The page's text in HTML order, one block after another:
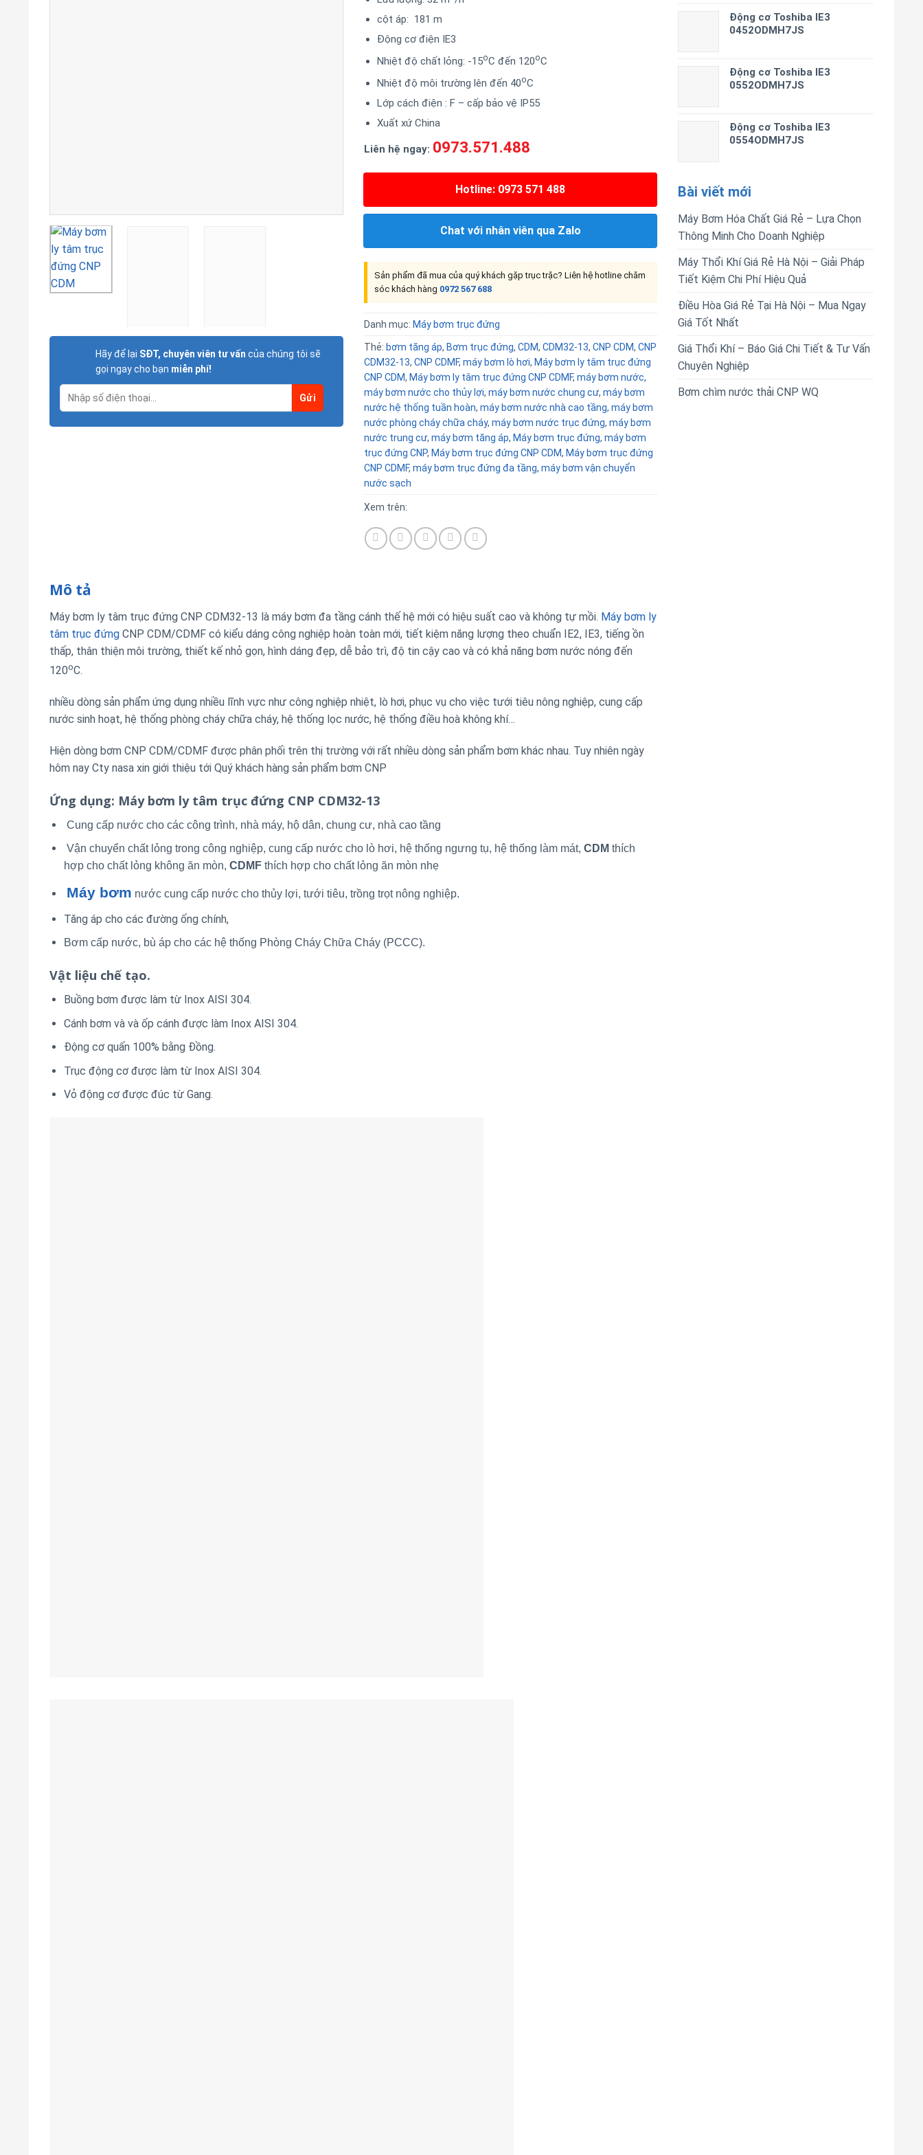
Động cơ Toshiba IE3
0452ODMH7JS
Động cơ Toshiba IE3
0552ODMH7JS
Động cơ Toshiba IE3
0554ODMH7JS
Bài viết mới
Máy Bơm Hóa Chất Giá Rẻ – Lựa Chọn
Thông Minh Cho Doanh Nghiệp
Máy Thổi Khí Giá Rẻ Hà Nội – Giải Pháp
Tiết Kiệm Chi Phí Hiệu Quả
Điều Hòa Giá Rẻ Tại Hà Nội – Mua Ngay
Giá Tốt Nhất
Giá Thổi Khí – Báo Giá Chi Tiết & Tư Vấn
Chuyên Nghiệp
Bơm chìm nước thải CNP WQ
Hãy để lại SĐT, chuyên viên tư vấn của chúng tôi sẽ
gọi ngay cho bạn miễn phí!
cột áp: 181 m
Động cơ điện IE3
Nhiệt độ chất lỏng: -15oC đến 120oC
Nhiệt độ môi trường lên đến 40oC
Lớp cách điện : F – cấp bảo vệ IP55
Xuất xứ China
Liên hệ ngay: 0973.571.488
Hotline: 0973 571 488
Chat với nhân viên qua Zalo
Sản phẩm đã mua của quý khách gặp trục trặc? Liên hệ hotline chăm
sóc khách hàng 0972 567 688
Danh mục: Máy bơm trục đứng
Thẻ: bơm tăng áp, Bơm trục đứng, CDM, CDM32-13, CNP CDM, CNP
CDM32-13, CNP CDMF, máy bơm lò hơi, Máy bơm ly tâm trục đứng
CNP CDM, Máy bơm ly tâm trục đứng CNP CDMF, máy bơm nước,
máy bơm nước cho thủy lợi, máy bơm nước chung cư, máy bơm
nước hệ thống tuần hoàn, máy bơm nước nhà cao tầng, máy bơm
nước phòng cháy chữa cháy, máy bơm nước trục đứng, máy bơm
nước trung cư, máy bơm tăng áp, Máy bơm trục đứng, máy bơm
trục đứng CNP, Máy bơm trục đứng CNP CDM, Máy bơm trục đứng
CNP CDMF, máy bơm trục đứng đa tầng, máy bơm vận chuyển
nước sạch
Xem trên:
Mô tả
Máy bơm ly tâm trục đứng CNP CDM32-13 là máy bơm đa tầng cánh thế hệ mới có hiệu suất cao và không tự mồi. Máy bơm ly
tâm trục đứng CNP CDM/CDMF có kiểu dáng công nghiệp hoàn toàn mới, tiết kiệm năng lượng theo chuẩn IE2, IE3, tiếng ồn
thấp, thân thiện môi trường, thiết kế nhỏ gọn, hình dáng đẹp, dễ bảo trì, độ tin cậy cao và có khả năng bơm nước nóng đến
120oC.
nhiều dòng sản phẩm ứng dụng nhiều lĩnh vực như công nghiệp nhiệt, lò hơi, phục vụ cho việc tưới tiêu nông nghiệp, cung cấp
nước sinh hoạt, hệ thống phòng cháy chữa cháy, hệ thống lọc nước, hệ thống điều hoà không khí…
Hiện dòng bơm CNP CDM/CDMF được phân phối trên thị trường với rất nhiều dòng sản phẩm bơm khác nhau. Tuy nhiên ngày
hôm nay Cty nasa xin giới thiệu tới Quý khách hàng sản phẩm bơm CNP
Ứng dụng: Máy bơm ly tâm trục đứng CNP CDM32-13
Cung cấp nước cho các công trình, nhà máy, hộ dân, chung cư, nhà cao tầng
Vận chuyển chất lỏng trong công nghiệp, cung cấp nước cho lò hơi, hệ thống ngưng tụ, hệ thống làm mát, CDM thích
hợp cho chất lỏng không ăn mòn, CDMFthích hợp cho chất lỏng ăn mòn nhẹ
Máy bơm nước cung cấp nước cho thủy lợi, tưới tiêu, trồng trọt nông nghiệp.
Tăng áp cho các đường ống chính,
Bơm cấp nước, bù áp cho các hệ thống Phòng Cháy Chữa Cháy (PCCC).
Vật liệu chế tạo.
Buồng bơm được làm từ Inox AISI 304.
Cánh bơm và và ốp cánh được làm Inox AISI 304.
Động cơ quấn 100% bằng Đồng.
Trục động cơ được làm từ Inox AISI 304.
Vỏ động cơ được đúc từ Gang.